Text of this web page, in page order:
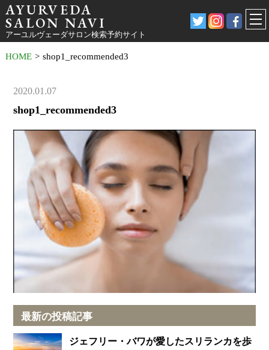
AYURVEDA
SALON NAVI
アーユルヴェーダサロン検索予約サイト
HOME > shop1_recommended3
2020.01.07
shop1_recommended3
最新の投稿記事
ジェフリー・バワが愛したスリランカを歩